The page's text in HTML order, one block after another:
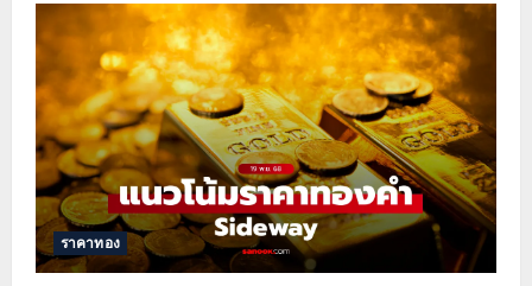
ทองคำ
โลก
พุ่ง!
ดอลลาร์
ร่วง
หนัก
ตลาด
คาด
Fed
ลด
ดอกเบี้ย
ธ.ค.
ราคาทอง